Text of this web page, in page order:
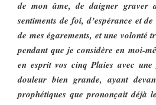
de mon âme, de daigner graver
sentiments de foi, d’espérance et
de mes égarements, et une volonté
pendant que je considère en moi-
en esprit vos cinq Plaies avec
douleur bien grande, ayant
prophétiques que prononçait